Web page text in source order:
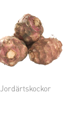
Jordärtskockor